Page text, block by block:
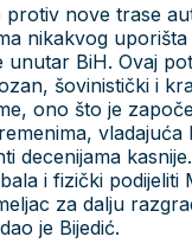
protiv nove trase
nikakvog
BiH. Ovaj
šovinistički i
ono što je
vladajuća
decenijama
i fizički podijeliti
za dalju
je Bijedić.